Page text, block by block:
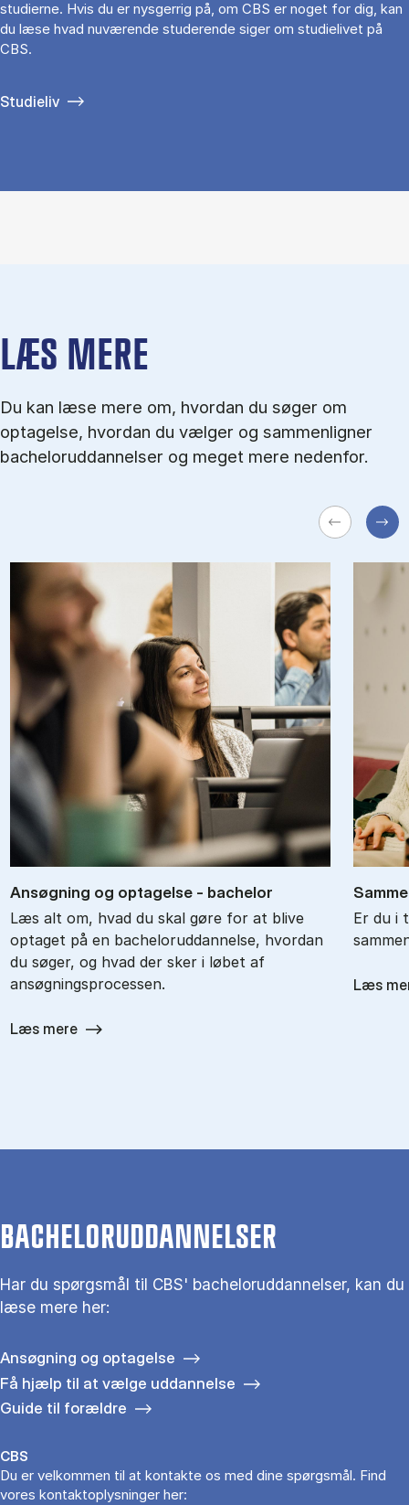
studierne. Hvis du er nysgerrig på, om CBS er noget for dig, kan
du læse hvad nuværende studerende siger om studielivet på
CBS.
Studieliv
LÆS MERE
Du kan læse mere om, hvordan du søger om
optagelse, hvordan du vælger og sammenligner
bacheloruddannelser og meget mere nedenfor.
An­søg­ning og op­ta­gel­se - ba­chel­or
Læs alt om, hvad du skal gøre for at blive
optaget på en bacheloruddannelse, hvordan
du søger, og hvad der sker i løbet af
ansøgningsprocessen.
Læs mere
Er du i
Læs
BACHELORUDDANNELSER
Har du spørgsmål til CBS' bacheloruddannelser, kan du
læse mere her:
Ansøgning og optagelse
Få hjælp til at vælge uddannelse
Guide til forældre
CBS
Du er velkommen til at kontakte os med dine spørgsmål. Find
vores kontaktoplysninger her: